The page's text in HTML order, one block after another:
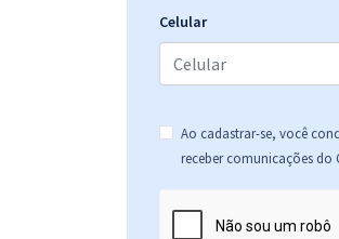
Celular
Ao cadastrar-se, você
receber comunicações do